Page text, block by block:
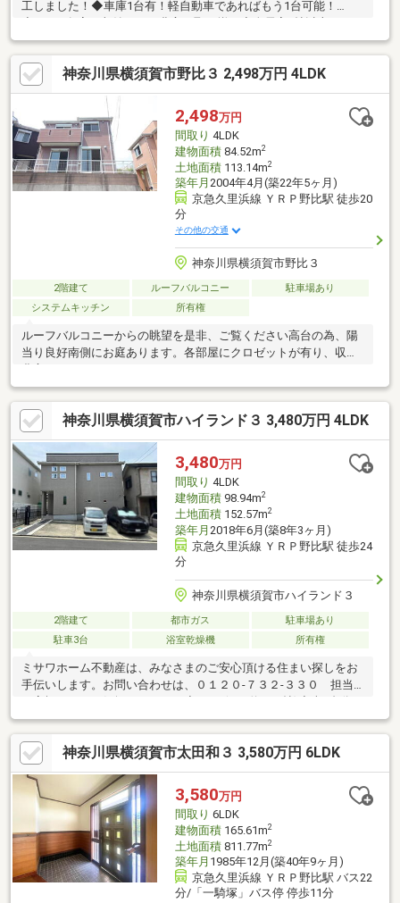
工しました！◆車庫1台有！軽自動車であればもう1台可能！
◇WICや各室に収納のある豊富な取り揃え◆全居室5帖以上のゆと
りある設計です◇区画整理のされた分譲地にあります◆神明小学
校・神明中学校▼アクセス▼・京急ストアまで徒歩7分・エイビイ
佐原店まで車で7分・業務スーパーの野比店まで車で5分
神奈川県横須賀市野比３ 2,498万円 4LDK
2,498万円
間取り 4LDK
建物面積84.52m2
土地面積113.14m2
築年月 2004年4月(築22年5ヶ月)
京急久里浜線 ＹＲＰ野比駅 徒歩20
分
その他の交通
神奈川県横須賀市野比３
2階建て ルーフバルコニー
駐車場あり
システムキッチン
所有権
ルーフバルコニーからの眺望を是非、ご覧ください高台の為、陽
当り良好南側にお庭あります。各部屋にクロゼットが有り、収納
神奈川県横須賀市ハイランド３ 3,480万円 4LDK
3,480万円
間取り 4LDK
建物面積98.94m2
土地面積152.57m2
築年月 2018年6月(築8年3ヶ月)
京急久里浜線 ＹＲＰ野比駅 徒歩24
分
神奈川県横須賀市ハイランド３
2階建て 都市ガス
駐車場あり
駐車3台
浴室乾燥機 所有権
ミサワホーム不動産は、みなさまのご安心頂ける住まい探しをお
手伝いします。お問い合わせは、０１２０-７３２-３３０ 担当
の高橋まで。お気軽にどうぞ。◇4LDK(LDK約18.0帖)◇車3台分の
駐車スペースあり（※車種によります）◇南側にウッドデッキあ
り◇LDK南側からの採光◇シューズインクローゼットあり【周辺
環境】・横須賀市立粟田小学校まで 徒歩6分 (約420m)・横須賀
市立野比中学校まで 徒歩28分 (約2200m)・横須賀市ハイランド
保育園まで 徒歩12分 (約940m)・京急ストアハイランド店まで
徒歩13分 (約970m)
神奈川県横須賀市太田和３ 3,580万円 6LDK
3,580万円
間取り 6LDK
建物面積165.61m2
土地面積811.77m2
築年月 1985年12月(築40年9ヶ月)
京急久里浜線 ＹＲＰ野比駅 バス22
分/「一騎塚」バス停 停歩11分